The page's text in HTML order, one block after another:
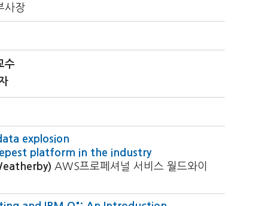
사장
수
explosion
platform in the industry
AWS프로페셔널 서비스 월드와이